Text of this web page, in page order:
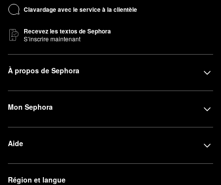
Clavardage avec le service à la clientèle
Recevez les textos de Sephora
S’inscrire maintenant
À propos de Sephora
Mon Sephora
Aide
Région et langue